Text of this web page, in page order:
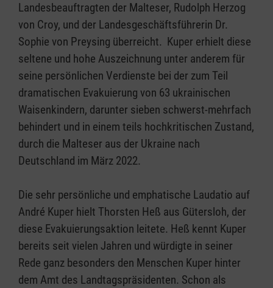
Landesbeauftragten der Malteser, Rudolph Herzog
von Croy, und der Landesgeschäftsführerin Dr.
Sophie von Preysing überreicht. Kuper erhielt diese
seltene und hohe Auszeichnung unter anderem für
seine persönlichen Verdienste bei der zum Teil
dramatischen Evakuierung von 63 ukrainischen
Waisenkindern, darunter sieben schwerst-mehrfach
behindert und in einem teils hochkritischen Zustand,
durch die Malteser aus der Ukraine nach
Deutschland im März 2022.
Die sehr persönliche und emphatische Laudatio auf
André Kuper hielt Thorsten Heß aus Gütersloh, der
diese Evakuierungsaktion leitete. Heß kennt Kuper
bereits seit vielen Jahren und würdigte in seiner
Rede ganz besonders den Menschen Kuper hinter
dem Amt des Landtagspräsidenten. Schon als